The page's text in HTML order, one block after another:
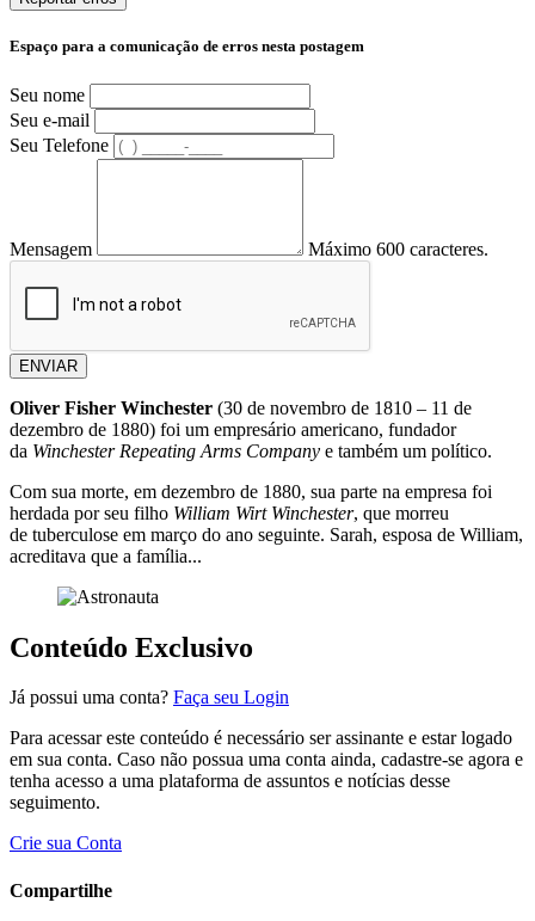
Espaço para a comunicação de erros nesta postagem
Seu nome
Seu e-mail
Seu Telefone
Mensagem Máximo 600 caracteres.
ENVIAR
Oliver Fisher Winchester (30 de novembro de 1810 – 11 de
dezembro de 1880) foi um empresário americano, fundador
da Winchester Repeating Arms Company e também um político.
Com sua morte, em dezembro de 1880, sua parte na empresa foi
herdada por seu filho William Wirt Winchester, que morreu
de tuberculose em março do ano seguinte. Sarah, esposa de William,
acreditava que a família...
Conteúdo Exclusivo
Já possui uma conta? Faça seu Login
Para acessar este conteúdo é necessário ser assinante e estar logado
em sua conta. Caso não possua uma conta ainda, cadastre-se agora e
tenha acesso a uma plataforma de assuntos e notícias desse
seguimento.
Crie sua Conta
Compartilhe